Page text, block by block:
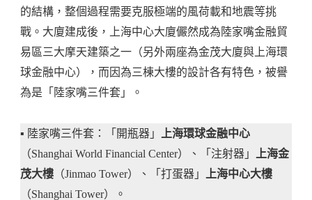
的結構，整個過程需要克服極端的風荷載和地震等挑
戰。大廈建成後，上海中心大廈儼然成為陸家嘴金融貿
易區三大摩天建築之一（另外兩座為金茂大廈與上海環
球金融中心），而因為三棟大樓的設計各有特色，被譽
為是「陸家嘴三件套」。
▪️ 陸家嘴三件套：「開瓶器」
上海環球金融中心
（Shanghai World Financial Center）、「注射器」
上海金
茂大樓 （Jinmao Tower）、「打蛋器」
上海中心大樓
（Shanghai Tower）。